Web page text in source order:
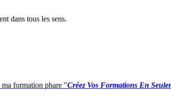
dans tous les sens.
ma formation phare "Créez Vos Formations En